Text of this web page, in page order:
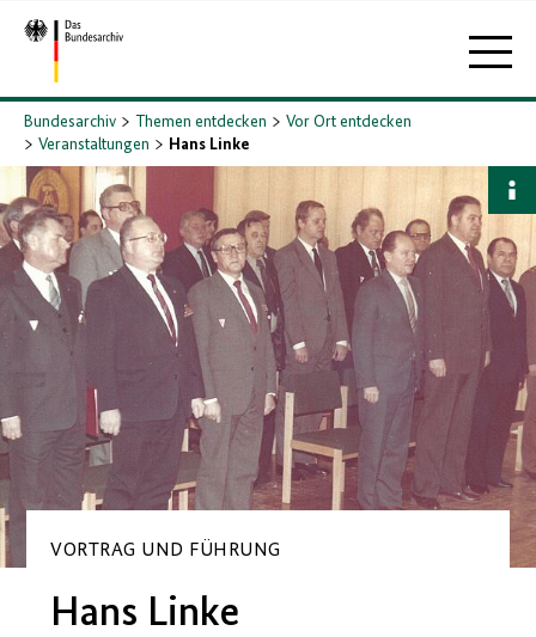
Zur
Startseite
Bundesarchiv Themen entdecken
Vor Ort entdecken
Veranstaltungen
Hans Linke
VORTRAG UND FÜHRUNG
Hans Linke